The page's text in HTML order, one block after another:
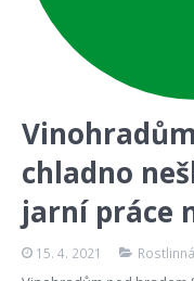
chladno
jarní práce
15. 4. 2021